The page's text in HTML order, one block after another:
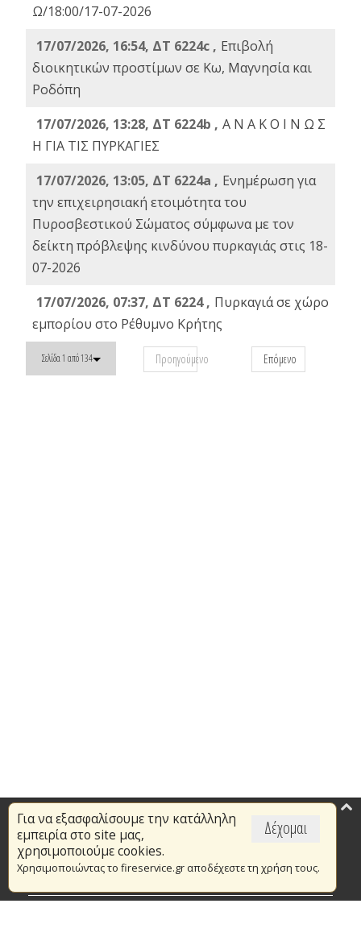
Ω/18:00/17-07-2026
17/07/2026, 16:54, ΔΤ 6224c , Επιβολή
διοικητικών προστίμων σε Κω, Μαγνησία και
Ροδόπη
17/07/2026, 13:28, ΔΤ 6224b , Α Ν Α Κ Ο Ι Ν Ω Σ
Η ΓΙΑ ΤΙΣ ΠΥΡΚΑΓΙΕΣ
17/07/2026, 13:05, ΔΤ 6224a , Ενημέρωση για
την επιχειρησιακή ετοιμότητα του
Πυροσβεστικού Σώματος σύμφωνα με τον
δείκτη πρόβλεψης κινδύνου πυρκαγιάς στις 18-
07-2026
17/07/2026, 07:37, ΔΤ 6224 , Πυρκαγιά σε χώρο
εμπορίου στο Ρέθυμνο Κρήτης
Σελίδα 1 από 134 Προηγούμενο Επόμενο
Δέχομαι
Για να εξασφαλίσουμε την κατάλληλη
εμπειρία στο site μας,
χρησιμοποιούμε cookies.
Χρησιμοποιώντας το fireservice.gr αποδέχεστε τη χρήση τους.
Επικαιρότητα
Το Πυροσβεστικό Σώμα